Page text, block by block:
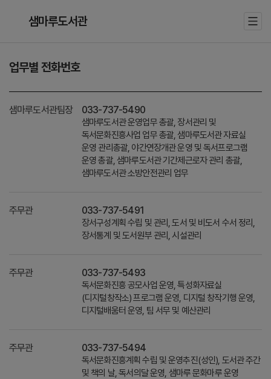
샘마루도서관
업무별 전화번호
샘마루도서관팀장
샘마루도서관 운영업무 총괄, 장서관리 및
독서문화진흥사업 업무 총괄, 샘마루도서관 자료실
운영 관리총괄, 야간연장개관 운영 및 독서프로그램
운영 총괄, 샘마루도서관 기간제근로자 관리 총괄,
샘마루도서관 소방안전관리 업무
033-737-5490
주무관
장서구성계획 수립 및 관리, 도서 및 비도서 수서 정리,
장서통계 및 도서원부 관리, 시설관리
033-737-5491
주무관
독서문화진흥 공모사업 운영, 특성화자료실
(디지털창작소) 프로그램 운영, 디지털 창작기행 운영,
디지털배움터 운영, 팀 서무 및 예산관리
033-737-5493
주무관
독서문화진흥계획 수립 및 운영추진(성인), 도서관 주간
및 책의 날, 독서의달 운영, 샘마루 문화마루 운영
033-737-5494